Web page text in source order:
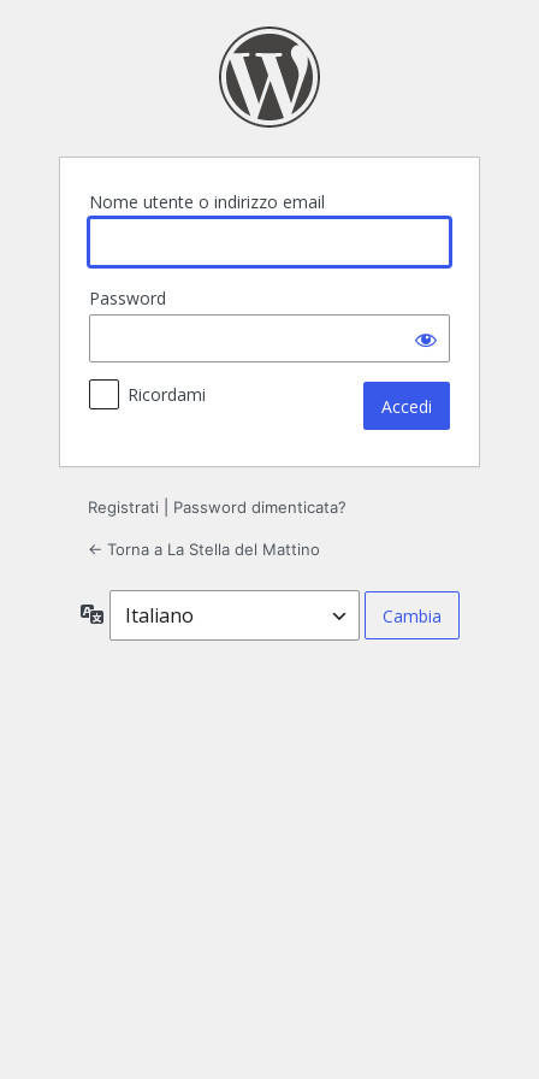
Nome utente o indirizzo email
Password
Ricordami
Registrati Password dimenticata?
← Torna a La Stella del Mattino
Lingua